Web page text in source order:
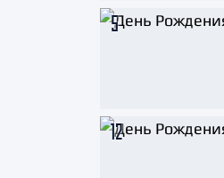
5
12